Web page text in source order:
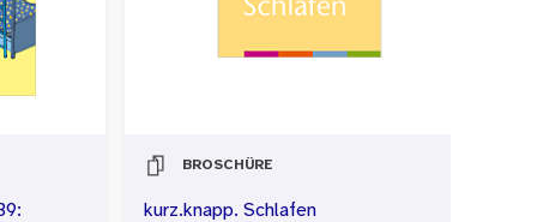
BROSCHÜRE
kurz.knapp. Schlafen